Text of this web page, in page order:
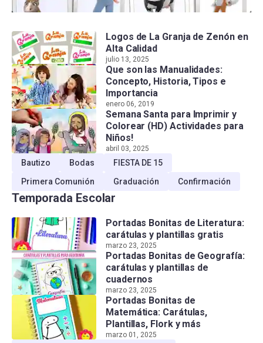
Logos de La Granja de Zenón en
Alta Calidad
julio 13, 2025
Que son las Manualidades:
Concepto, Historia, Tipos e
Importancia
enero 06, 2019
Semana Santa para Imprimir y
Colorear (HD) Actividades para
Niños!
abril 03, 2025
Bautizo Bodas
FIESTA DE 15
Primera Comunión
Graduación Confirmación
Temporada Escolar
Portadas Bonitas de Literatura:
carátulas y plantillas gratis
marzo 23, 2025
Portadas Bonitas de Geografía:
carátulas y plantillas de
cuadernos
marzo 23, 2025
Portadas Bonitas de
Matemática: Carátulas,
Plantillas, Flork y más
marzo 01, 2025